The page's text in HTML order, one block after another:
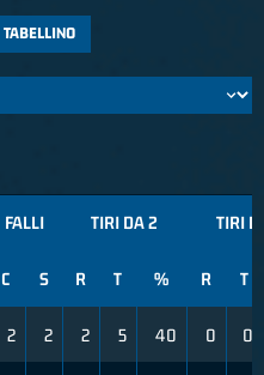
TABELLINO
FALLI TIRI DA 2 TIRI
C S R T % R T
2 2 2 5 40 0 0